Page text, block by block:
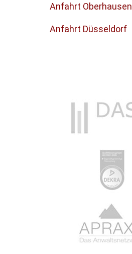
Anfahrt Oberhausen
Anfahrt Düsseldorf